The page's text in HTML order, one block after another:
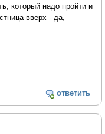
который надо пройти и
вверх - да,
ответить